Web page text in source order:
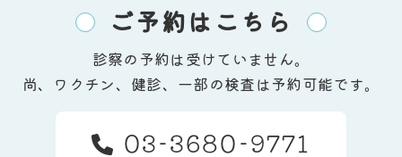
ご予約はこちら
診察の予約は受けていません。
尚、ワクチン、健診、一部の検査は予約可能です。
03-3680-9771